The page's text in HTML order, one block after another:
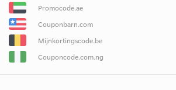
Promocode.ae
Couponbarn.com
Mijnkortingscode.be
Couponcode.com.ng